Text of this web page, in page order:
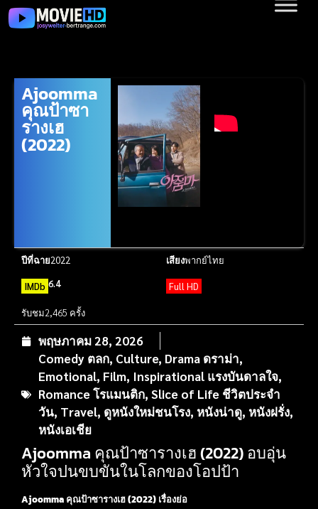
Ajoomma
คุณป้าซา
รางเฮ
(2022)
ปีที่ฉาย2022 เสียงพากย์ไทย
IMDb 6.4 Full HD
รับชม2,465 ครั้ง
พฤษภาคม 28, 2026
Comedy ตลก, Culture, Drama ดราม่า,
Emotional, Film, Inspirational แรงบันดาลใจ,
Romance โรแมนติก, Slice of Life ชีวิตประจำ
วัน, Travel, ดูหนังใหม่ชนโรง, หนังน่าดู, หนังฝรั่ง,
หนังเอเชีย
Ajoomma คุณป้าซารางเฮ (2022) อบอุ่น
หัวใจปนขบขันในโลกของโอปป้า
Ajoomma คุณป้าซารางเฮ (2022) เรื่องย่อ